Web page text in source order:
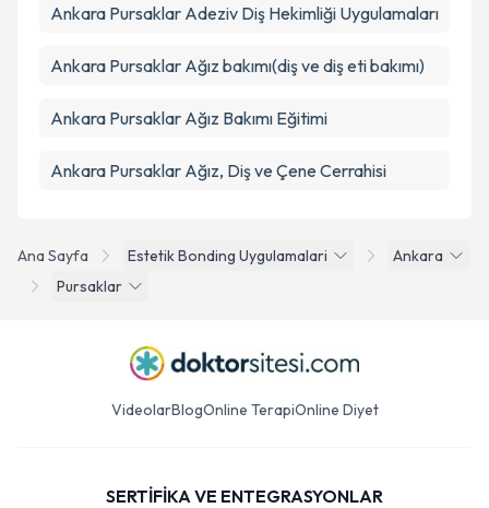
Ana Sayfa Estetik Bonding Uygulamalari
Ankara
Pursaklar
Ankara Pursaklar Adeziv Diş Hekimliği Uygulamaları
Ankara Pursaklar Ağız bakımı(diş ve diş eti bakımı)
Ankara Pursaklar Ağız Bakımı Eğitimi
Ankara Pursaklar Ağız, Diş ve Çene Cerrahisi
VideolarBlogOnline TerapiOnline Diyet
SERTİFİKA VE ENTEGRASYONLAR